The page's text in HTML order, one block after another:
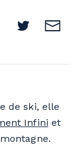
de ski, elle
Infini et